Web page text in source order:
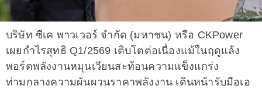
บริษัท ซีเค พาวเวอร์ จำกัด (มหาชน) หรือ CKPower
เผยกำไรสุทธิ Q1/2569 เติบโตต่อเนื่องแม้ในฤดูแล้ง
พอร์ตพลังงานหมุนเวียนสะท้อนความแข็งแกร่ง
ท่ามกลางความผันผวนราคาพลังงาน เดินหน้ารับมือเอ